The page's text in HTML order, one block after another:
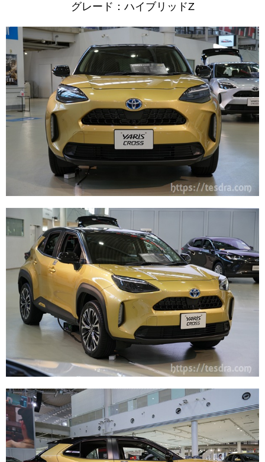
グレード：ハイブリッドZ